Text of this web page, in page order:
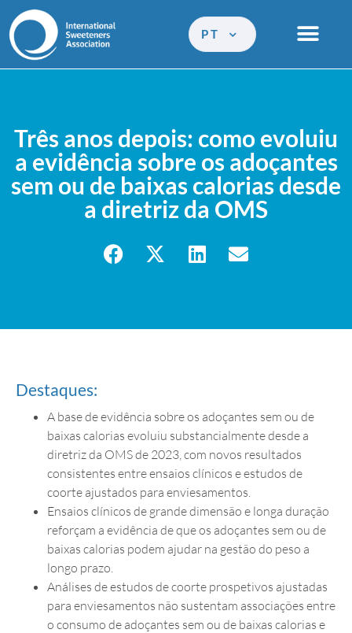
PT
Três anos depois: como evoluiu
a evidência sobre os adoçantes
sem ou de baixas calorias desde
a diretriz da OMS
Destaques:
A base de evidência sobre os adoçantes sem ou de
baixas calorias evoluiu substancialmente desde a
diretriz da OMS de 2023, com novos resultados
consistentes entre ensaios clínicos e estudos de
coorte ajustados para enviesamentos.
Ensaios clínicos de grande dimensão e longa duração
reforçam a evidência de que os adoçantes sem ou de
baixas calorias podem ajudar na gestão do peso a
longo prazo.
Análises de estudos de coorte prospetivos ajustadas
para enviesamentos não sustentam associações entre
o consumo de adoçantes sem ou de baixas calorias e